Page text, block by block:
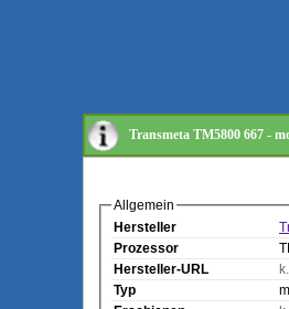
Transmeta TM5800 667 -
Allgemein
Hersteller
Prozessor
Hersteller-URL
Typ